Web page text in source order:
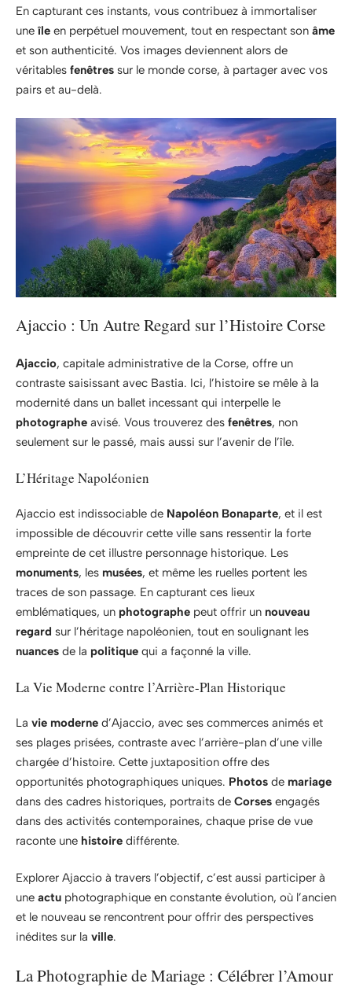
En capturant ces instants, vous contribuez à immortaliser
une île en perpétuel mouvement, tout en respectant son âme
et son authenticité. Vos images deviennent alors de
véritables fenêtres sur le monde corse, à partager avec vos
pairs et au-delà.
Ajaccio : Un Autre Regard sur l’Histoire Corse
Ajaccio, capitale administrative de la Corse, offre un
contraste saisissant avec Bastia. Ici, l’histoire se mêle à la
modernité dans un ballet incessant qui interpelle le
photographe avisé. Vous trouverez des fenêtres, non
seulement sur le passé, mais aussi sur l’avenir de l’île.
L’Héritage Napoléonien
Ajaccio est indissociable de Napoléon Bonaparte, et il est
impossible de découvrir cette ville sans ressentir la forte
empreinte de cet illustre personnage historique. Les
monuments, les musées, et même les ruelles portent les
traces de son passage. En capturant ces lieux
emblématiques, un photographe peut offrir un nouveau
regard sur l’héritage napoléonien, tout en soulignant les
nuances de la politique qui a façonné la ville.
La Vie Moderne contre l’Arrière-Plan Historique
La vie moderne d’Ajaccio, avec ses commerces animés et
ses plages prisées, contraste avec l’arrière-plan d’une ville
chargée d’histoire. Cette juxtaposition offre des
opportunités photographiques uniques. Photos de mariage
dans des cadres historiques, portraits de Corses engagés
dans des activités contemporaines, chaque prise de vue
raconte une histoire différente.
Explorer Ajaccio à travers l’objectif, c’est aussi participer à
une actu photographique en constante évolution, où l’ancien
et le nouveau se rencontrent pour offrir des perspectives
inédites sur la ville.
La Photographie de Mariage : Célébrer l’Amour